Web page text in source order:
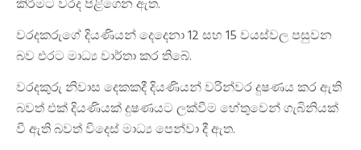
කිරීමට වරද පිළිගෙන ඇත.
වරදකරුගේ දියණියන් දෙදෙනා 12 සහ 15 වයස්වල පසුවන
බව එරට මාධ්‍ය වාර්තා කර තිබේ.
වරදකුරු නිවාස දෙකකදී දියණියන් වරින්වර දුෂණය කර ඇති
බවත් එක් දියණියක් දුෂණයට ලක්වීම හේතුවෙන් ගැබිනියක්
වී ඇති බවත් විදෙස් මාධ්‍ය පෙන්වා දී ඇත.